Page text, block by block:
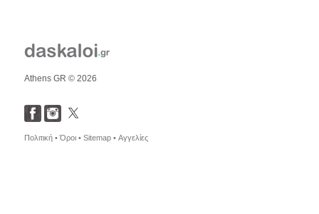
Athens GR © 2026
Πολιτική •Όροι • Sitemap • Αγγελίες